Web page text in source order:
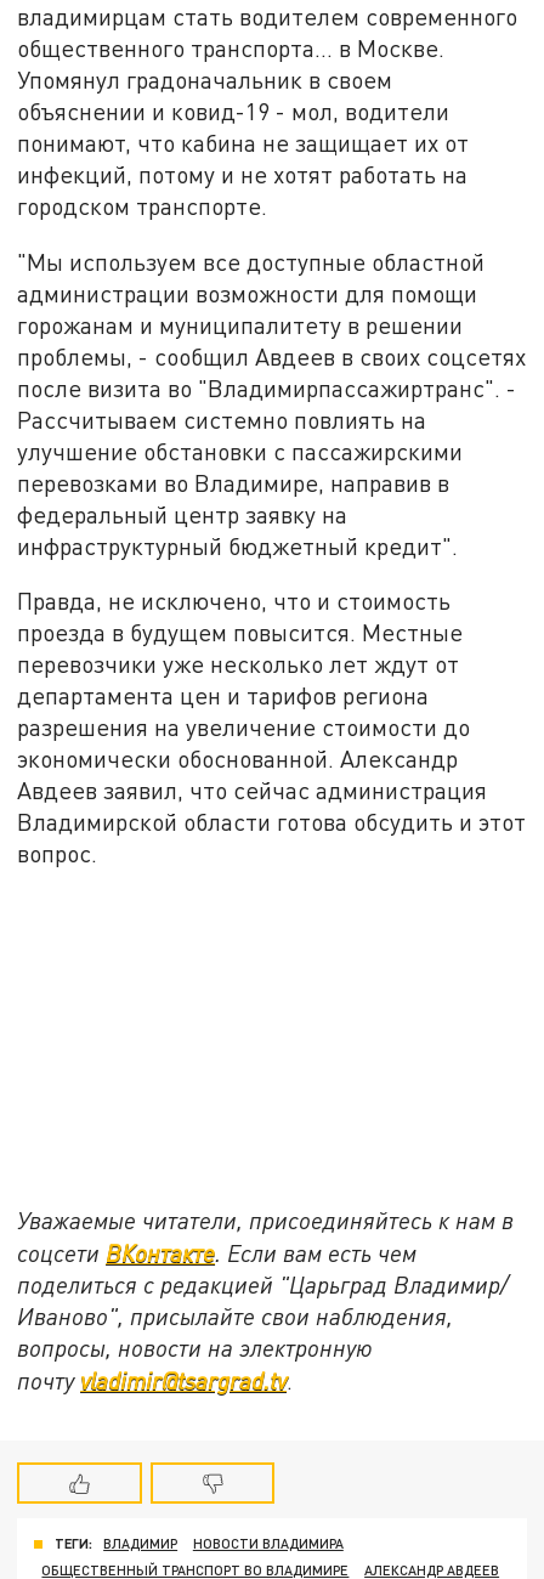
владимирцам стать водителем современного
общественного транспорта... в Москве.
Упомянул градоначальник в своем
объяснении и ковид-19 - мол, водители
понимают, что кабина не защищает их от
инфекций, потому и не хотят работать на
городском транспорте.
"Мы используем все доступные областной
администрации возможности для помощи
горожанам и муниципалитету в решении
проблемы, - сообщил Авдеев в своих соцсетях
после визита во "Владимирпассажиртранс". -
Рассчитываем системно повлиять на
улучшение обстановки с пассажирскими
перевозками во Владимире, направив в
федеральный центр заявку на
инфраструктурный бюджетный кредит".
Правда, не исключено, что и стоимость
проезда в будущем повысится. Местные
перевозчики уже несколько лет ждут от
департамента цен и тарифов региона
разрешения на увеличение стоимости до
экономически обоснованной. Александр
Авдеев заявил, что сейчас администрация
Владимирской области готова обсудить и этот
вопрос.
Уважаемые читатели, присоединяйтесь к нам в
соцсети ВКонтакте. Если вам есть чем
поделиться с редакцией "Царьград Владимир/
Иваново", присылайте свои наблюдения,
вопросы, новости на электронную
почту vladimir@tsargrad.tv.
ТЕГИ: ВЛАДИМИР
НОВОСТИ ВЛАДИМИРА
ОБЩЕСТВЕННЫЙ ТРАНСПОРТ ВО ВЛАДИМИРЕ
АЛЕКСАНДР АВДЕЕВ